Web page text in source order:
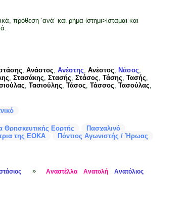
πρόθεση ‘ανά’ και ρήμα ίστημι>ίσταμαι και
, Ανάστος, Ανέστης, Ανέστος, Νάσος,
, Στασάκης, Στασής, Στάσος, Τάσης, Τασής,
, Τασιούλης, Τάσος, Τάσσος, Τασούλας,
Θρησκευτικής Εορτής
Πασχαλινό
της ΕΟΚΑ
Πόντιος Αγωνιστής / Ήρωας
» Αναστέλλα Ανατολή Ανατόλιος